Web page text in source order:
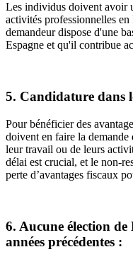
Les individus doivent avoir
activités professionnelles
demandeur dispose d'une
Espagne et qu'il contribue
5. Candidature dans
Pour bénéficier des
doivent en faire la demande
leur travail ou de leurs
délai est crucial, et le non-
perte d’avantages fiscaux
6. Aucune élection de
années précédentes :